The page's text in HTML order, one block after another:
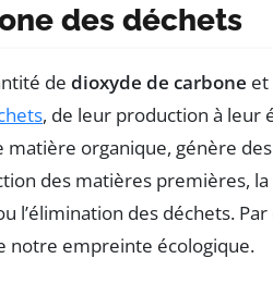
des déchets
de dioxyde de carbone et
, de leur production à leur
matière organique, génère
des matières premières,
des déchets.
notre empreinte écologique.